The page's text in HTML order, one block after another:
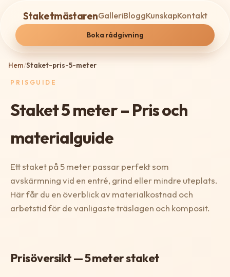
StaketmästarenGalleriBloggKunskapKontakt
Boka rådgivning
Hem/Staket-pris-5-meter
PRISGUIDE
Staket 5 meter – Pris och
materialguide
Ett staket på 5 meter passar perfekt som
avskärmning vid en entré, grind eller mindre uteplats.
Här får du en överblick av materialkostnad och
arbetstid för de vanligaste träslagen och komposit.
Prisöversikt — 5 meter staket